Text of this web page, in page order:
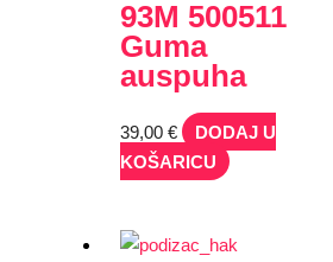
93M 500511
Guma
auspuha
39,00€
DODAJ U
KOŠARICU